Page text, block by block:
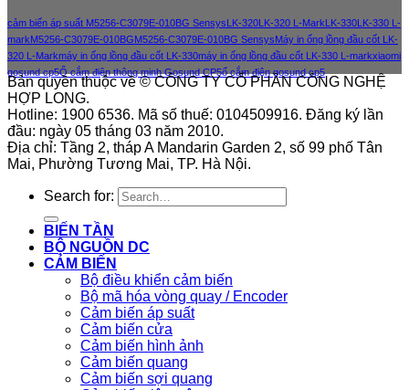
cảm biến áp suất M5256-C3079E-010BG Sensys LK-320 LK-320 L-Mark LK-330 LK-330 L-
markM5256-C3079E-010BGM5256-C3079E-010BG SensysMáy in ống lồng đầu cốt LK-
320 L-Markmáy in ống lồng đầu cốt LK-330máy in ống lồng đầu cốt LK-330 L-markxiaomi
gosund cp5Ổ cắm điện thông minh Gosund CP5ổ cắm điện gosund cp5
Bản quyền thuộc về © CÔNG TY CỔ PHẦN CÔNG NGHỆ
HỢP LONG.
Hotline: 1900 6536. Mã số thuế: 0104509916. Đăng ký lần
đầu: ngày 05 tháng 03 năm 2010.
Địa chỉ: Tầng 2, tháp A Mandarin Garden 2, số 99 phố Tân
Mai, Phường Tương Mai, TP. Hà Nội.
Search for:
BIẾN TẦN
BỘ NGUỒN DC
CẢM BIẾN
Bộ điều khiển cảm biến
Bộ mã hóa vòng quay / Encoder
Cảm biến áp suất
Cảm biến cửa
Cảm biến hình ảnh
Cảm biến quang
Cảm biến sợi quang